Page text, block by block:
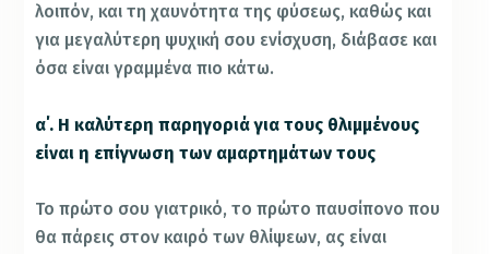
λοιπόν, και τη χαυνότητα της φύσεως, καθώς και
για μεγαλύτερη ψυχική σου ενίσχυση, διάβασε και
όσα είναι γραμμένα πιο κάτω.
α΄. Η καλύτερη παρηγοριά για τους θλιμμένους
είναι η επίγνωση των αμαρτημάτων τους
Το πρώτο σου γιατρικό, το πρώτο παυσίπονο που
θα πάρεις στον καιρό των θλίψεων, ας είναι